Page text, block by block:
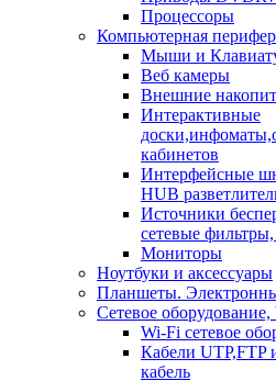
Процессоры
Компьютерная
Мыши и
Веб камеры
Внешние
Интерактивные
кабинетов
Интерфейсные
HUB
Источники
сетевые
Мониторы
Ноутбуки и аксессуары
Планшеты.
Сетевое
Wi-Fi сетевое
Кабели UTP,FTP
кабель